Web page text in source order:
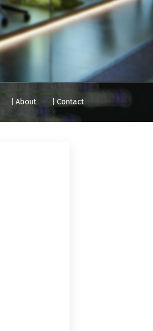
| About | Contact